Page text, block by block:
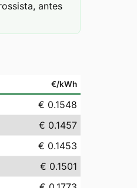
antes
€/kWh
€ 0.1548
€ 0.1457
€ 0.1453
€ 0.1501